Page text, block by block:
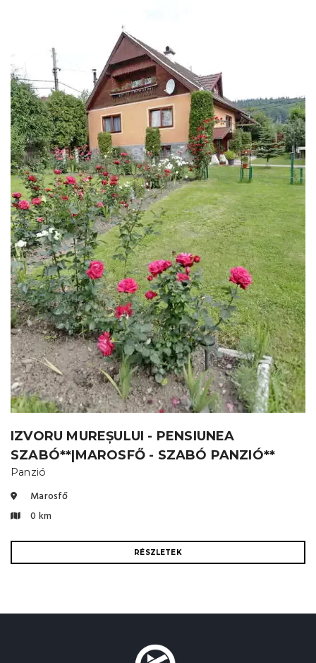
IZVORU MUREȘULUI - PENSIUNEA
SZABÓ**|MAROSFŐ - SZABÓ PANZIÓ**
Panzió
Marosfő
0 km
RÉSZLETEK